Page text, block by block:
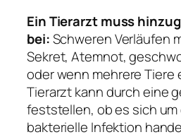
Ein Tierarzt muss
bei:Schweren Verläufen
Sekret, Atemnot,
oder wenn mehrere Tiere
Tierarzt kann durch eine
feststellen, ob es sich um
bakterielle Infektion